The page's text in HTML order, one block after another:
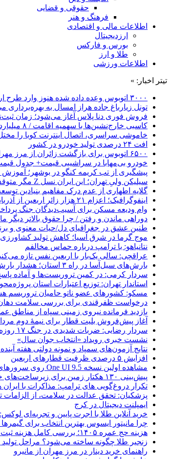
حقوقی و قضایی
فرهنگ و هنر
اطلاعات مالی و اقتصادی
ارزدیجیتال
بورس و فارکس
طلا و ارز
اطلاعات ورزشی
تیتر اخبار: »
۳۰۰۰ اتوبوس وعده داده شده هنوز وارد طرح اربعین نشده است
تونل زیارباغ جاده هراز امسال به بهره‌برداری
فروش فوری دنا پلاس آغاز می‌شود؛ زمان
کاسبی خارج‌نشین‌ها با سهمیه اقامت / ۸ میلیارد بده خودرو وارد کن!
خاموشی سراسری، اتصال اینترنت کوبا را
افت ۲۴ درصدی تولید خودرو در کشور
۶۵۰۰ اتوبوس برای بازگشت زائران از مرز مهران اعزام می‌شود
خودرو بی‌مهابا در سراشیبی قیمت+ جدول
پیشگیری از تب کریمه کنگو در بوشهر؛
سیلیکن ولیِ تهران؛ این ایران نسل Z مگر متوقف شدنی است؟ / آینده ایران را این دانش آموزان می سازند
گلایه اطهاری از عدم درک مفاهیم بنیادین توسعه
اینفوگرافیک؛ اعزام ۲۱ هزار زائر اربعین از آذربایجان‌شرقی
وام ودیعه مسکن برای آسیب‌دیدگان جنگ
دوراهی ماندن و رفتن / چرا حقوق بالاتر دیگر
طنین عشق در جغرافیای دل/حیات معنوی و
موج گرما در شرق آسیا؛ کاهش تولید
نتانیاهو: با ترامپ درباره حماس مخالفم
عراقچی: سالی یک‌بار با اربعین نفس تازه
بارش‌های سیل‌آسا در راه ۳ استان؛ هشدار بارش‌های تابستانه در هرمزگان
سردار کرمی: در کمین تروریست‌ها و آماده
استاندار تهران: توزیع اعتبارات استان
مسکو: کشورهای عضو ناتو حامیان تروریسم
درخواست ظفرقندی برای بررسی سلامت دهان
بازدید فرمانده نیروی زمینی سپاه از مناطق
آغاز پیش‌فروش بلیت قطار برای نیمۀ دوم
سردار رضایی: ضربات شدیدی در جنگ ۱۷ روزه محرم به امریکا وارد کردیم
نشست خبری رویداد «انتخاب جوان سال»
نتایج آزمون‌های سمپاد و نمونه دولتی هفته
افزایش ۵ درصدی ظرفیت قطارهای اربعین
مشاهده اولین نسخه One UI 9.5 روی سرورهای سامسونگ
پیش‌بینی ۱۳۰ هکتار زمین برای زیرساخت‌های خدماتی راه‌آهن چابهار – زاهدان
تکرار دروغ‌گویی های ترامپ: مذاکرات با
پزشکیان: تحقق عدالت در سلامت، از
ایمپلنت دیجیتال در کرج
خرید آنلاین طلا با اجرت پایین و تجربه‌ای
چرا مانیتور ایسوس بهترین انتخاب برای
هزینه حج عمره ۱۴۰۵؛ بررسی کامل هزینه ثبت نام، کاروان و مخارج سفر
زنجیر طلا چگونه ساخته می‌شود؟ مراحل تولید
راهنمای خرید دینار در مرز مهران از مانیرو